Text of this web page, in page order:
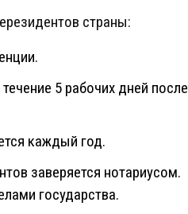
страны:
5 рабочих дней после
каждый год.
заверяется нотариусом.
государства.